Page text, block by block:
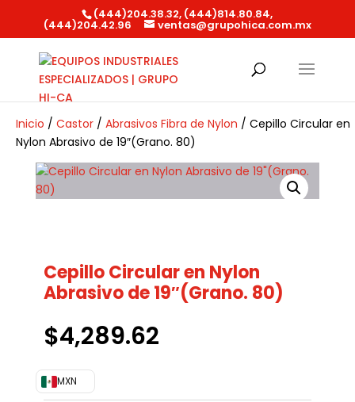
(444)204.38.32, (444)814.80.84,
(444)204.42.96 ventas@grupohica.com.mx
Inicio / Castor / Abrasivos Fibra de Nylon / Cepillo Circular en
Nylon Abrasivo de 19″(Grano. 80)
Cepillo Circular en Nylon
Abrasivo de 19″(Grano. 80)
$4,289.62
MXN